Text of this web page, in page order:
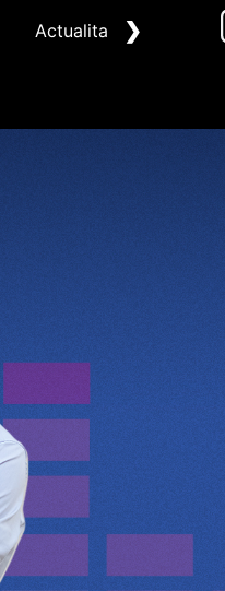
Actualitat Pòdcast
❯